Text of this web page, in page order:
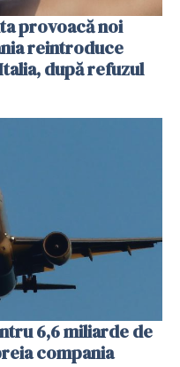
provoacă noi
reintroduce
după refuzul
6,6 miliarde de
compania